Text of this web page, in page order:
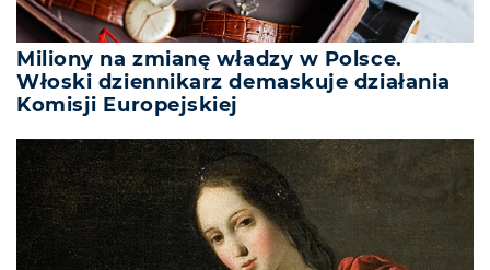
Miliony na zmianę władzy w Polsce.
Włoski dziennikarz demaskuje działania
Komisji Europejskiej